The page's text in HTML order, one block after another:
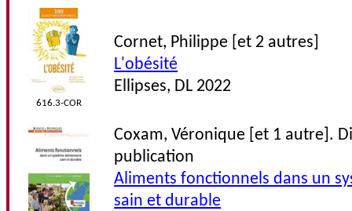
616.3-COR
Cornet, Philippe [et 2 autres]
L'obésité
Ellipses, DL 2022
Coxam, Véronique [et 1 autre].
publication
Aliments fonctionnels dans un
sain et durable